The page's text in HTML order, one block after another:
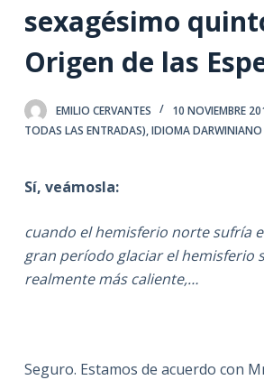
e
o
sexagésimo
Origen de las
EMILIO CERVANTES 10 NOVIEMBRE
TODAS LAS ENTRADAS),IDIOMA DARWINIANO
Sí, veámosla:
cuando el hemisferio norte sufría
gran período glaciar el hemisferio
realmente más caliente,…
Seguro. Estamos de acuerdo con